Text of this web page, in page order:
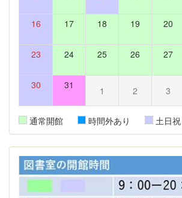
16 17 18 19 20
23 24 25 26 27
30 31 1 2 3
通常開館 時間外あり 土日祝